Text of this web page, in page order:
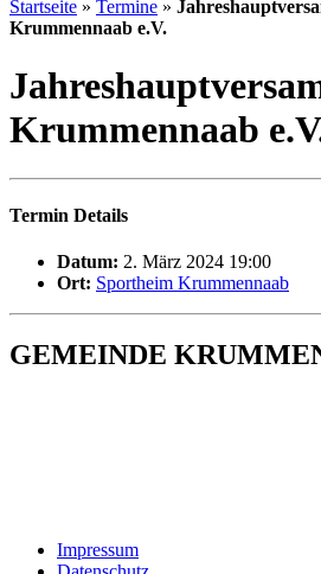
Startseite » Termine »
Krummennaab e.V.
Krummennaab
Termin Details
Datum: 2. März 2024 19:00
Ort: Sportheim Krummennaab
GEMEINDE
Impressum